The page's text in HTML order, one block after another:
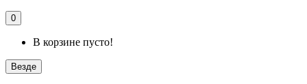
0
В корзине пусто!
Везде